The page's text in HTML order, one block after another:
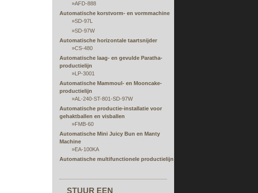
»AFD-888
Automatische korstvorm- en vormmachine
»SD-97L
»SD-97W
Automatische horizontale taartsnijder
»CS-480
Automatische laag- en gevulde Paratha-
productielijn
»LP-3001
Automatische Mammoul- en Mooncake-
productielijn
»AL-240-ST-801-SD-97W
Automatische productie-installatie voor
gehaktballen en visballen
»FMB-60
Automatische Mini Juicy Bun en Manty
Machine
»EA-100KA
Automatische multifunctionele productielijn
»RPS-serie
STUUR EEN